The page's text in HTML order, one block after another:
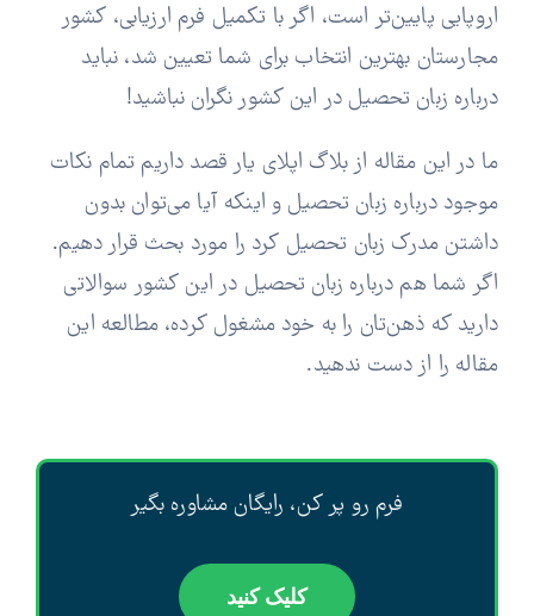
اروپایی پایین‌تر است، اگر با تکمیل فرم ارزیابی، کشور
مجارستان بهترین انتخاب برای شما تعیین شد، نباید
درباره زبان تحصیل در این کشور نگران نباشید!
ما در این مقاله از بلاگ اپلای یار قصد داریم تمام نکات
موجود درباره زبان تحصیل و اینکه آیا می‌توان بدون
داشتن مدرک زبان تحصیل کرد را مورد بحث قرار دهیم.
اگر شما هم درباره زبان تحصیل در این کشور سوالاتی
دارید که ذهن‌تان را به خود مشغول کرده، مطالعه این
مقاله را از دست ندهید.
فرم رو پر کن، رایگان مشاوره بگیر
کلیک کنید